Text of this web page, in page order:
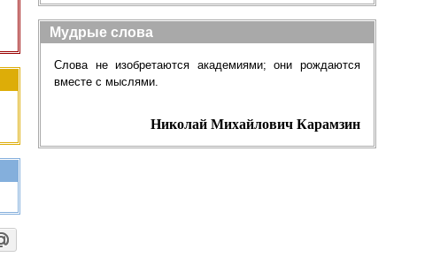
Мудрые слова
Слова не изобретаются академиями; они рождаются
вместе с мыслями.
Николай Михайлович Карамзин